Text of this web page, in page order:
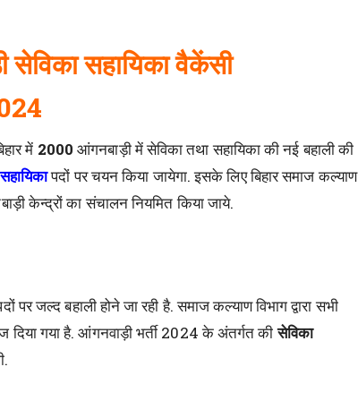
सेविका सहायिका वैकेंसी
में 2000 आंगनबाड़ी में सेविका तथा सहायिका की नई बहाली की
पदों पर चयन किया जायेगा. इसके लिए बिहार समाज कल्याण
केन्द्रों का संचालन नियमित किया जाये.
पर जल्द बहाली होने जा रही है. समाज कल्याण विभाग द्वारा सभी
दिया गया है. आंगनवाड़ी भर्ती 2024 के अंतर्गत कीसेविका